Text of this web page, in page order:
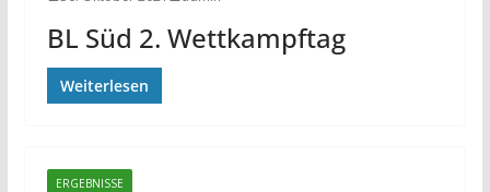
BL Süd 2. Wettkampftag
Weiterlesen
ERGEBNISSE